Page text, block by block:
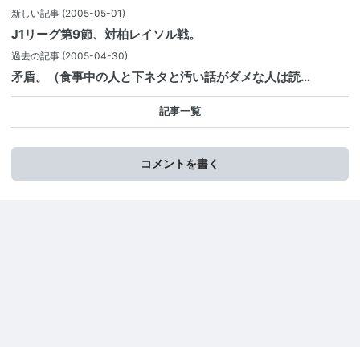
新しい記事 (2005-05-01)
J1リーグ第9節、対柏レイソル戦。
過去の記事 (2005-04-30)
矛盾。（食事中の人と下ネタと汚い話がダメな人は読…
記事一覧
コメントを書く